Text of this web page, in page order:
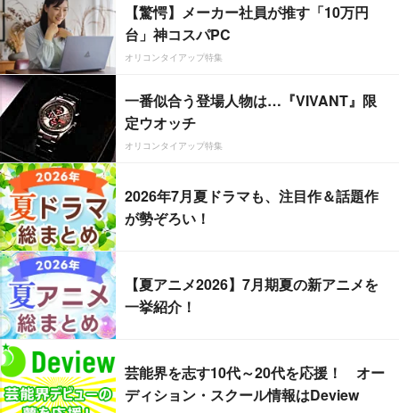
【驚愕】メーカー社員が推す「10万円
台」神コスパPC
オリコンタイアップ特集
一番似合う登場人物は…『VIVANT』限
定ウオッチ
オリコンタイアップ特集
2026年7月夏ドラマも、注目作＆話題作
が勢ぞろい！
【夏アニメ2026】7月期夏の新アニメを
一挙紹介！
芸能界を志す10代～20代を応援！ オー
ディション・スクール情報はDeview